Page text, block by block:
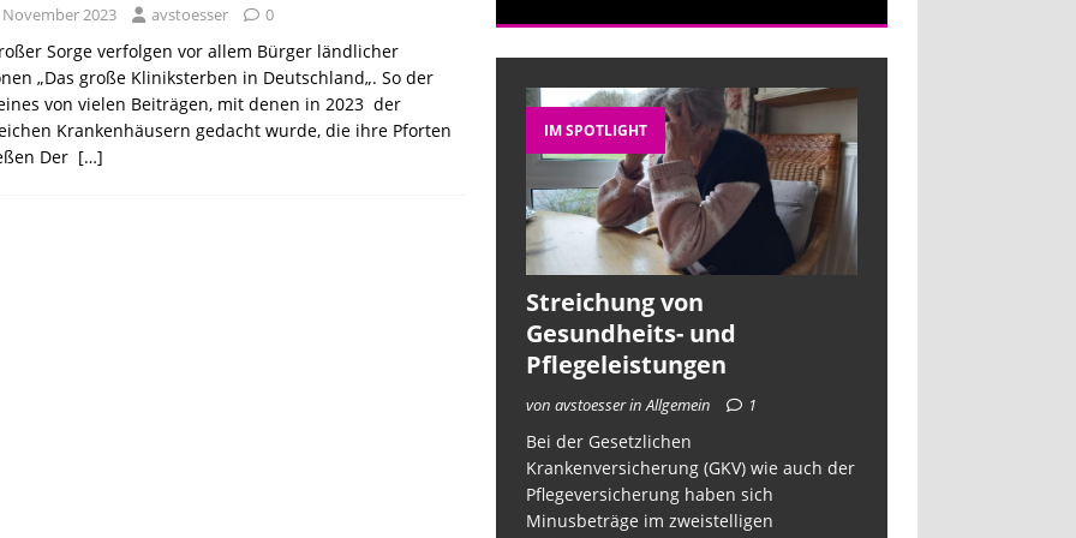
verzweifelten Angehörigen
ALLGEMEIN
im Deutschlandfunk
CORONAMASSNAHMEN
in der Pflege – unter dem Deckmantel der Verschwiegenheit
November 2023 avstoesser 0
Sorge verfolgen vor allem Bürger ländlicher
„Das große Kliniksterben in Deutschland„. So der
von vielen Beiträgen, mit denen in 2023 der
Krankenhäusern gedacht wurde, die ihre Pforten
Der […]
IM SPOTLIGHT
Streichung von
Gesundheits- und
Pflegeleistungen
von avstoesser in Allgemein 1
Bei der Gesetzlichen
Krankenversicherung (GKV) wie auch der
Pflegeversicherung haben sich
Minusbeträge im zweistelligen